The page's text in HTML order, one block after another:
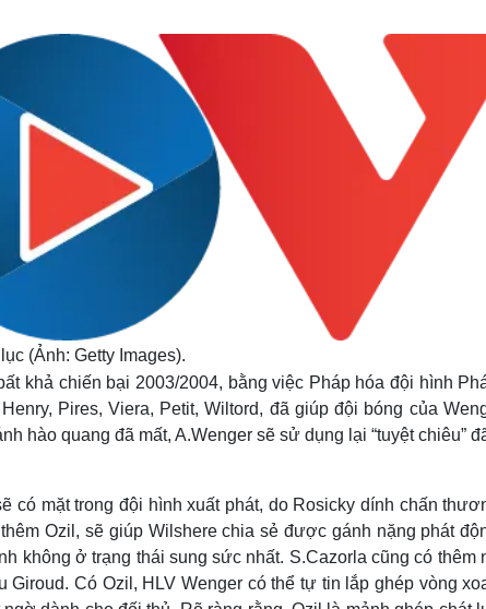
(Ảnh: Getty Images).
khả chiến bại 2003/2004, bằng việc Pháp hóa đội hình
Pires, Viera, Petit, Wiltord, đã giúp đội bóng của
hào quang đã mất, A.Wenger sẽ sử dụng lại “tuyệt chiêu”
có mặt trong đội hình xuất phát, do Rosicky dính chấn
Ozil, sẽ giúp Wilshere chia sẻ được gánh nặng phát
không ở trạng thái sung sức nhất. S.Cazorla cũng có thêm
Có Ozil, HLV Wenger có thể tự tin lắp ghép vòng